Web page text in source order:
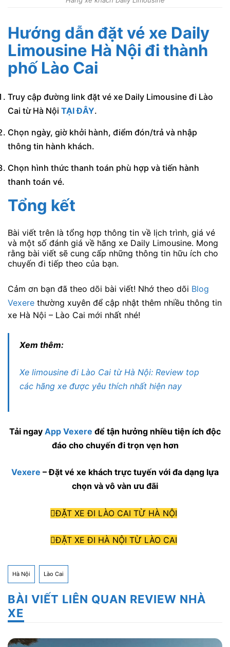
Hướng dẫn đặt vé xe Daily
Limousine Hà Nội đi thành
phố Lào Cai
Truy cập đường link đặt vé xe Daily Limousine đi Lào
Cai từ Hà Nội TẠI ĐÂY.
Chọn ngày, giờ khởi hành, điểm đón/trả và nhập
thông tin hành khách.
Chọn hình thức thanh toán phù hợp và tiến hành
thanh toán vé.
Tổng kết
Bài viết trên là tổng hợp thông tin về lịch trình, giá vé
và một số đánh giá về hãng xe Daily Limousine. Mong
rằng bài viết sẽ cung cấp những thông tin hữu ích cho
chuyến đi tiếp theo của bạn.
Cảm ơn bạn đã theo dõi bài viết! Nhớ theo dõi Blog
Vexere thường xuyên để cập nhật thêm nhiều thông tin
xe Hà Nội – Lào Cai mới nhất nhé!
Xem thêm:
Xe limousine đi Lào Cai từ Hà Nội: Review top
các hãng xe được yêu thích nhất hiện nay
Tải ngay App Vexere để tận hưởng nhiều tiện ích độc
đáo cho chuyến đi trọn vẹn hơn
Vexere – Đặt vé xe khách trực tuyến với đa dạng lựa
chọn và vô vàn ưu đãi
ĐẶT XE ĐI LÀO CAI TỪ HÀ NỘI
ĐẶT XE ĐI HÀ NỘI TỪ LÀO CAI
Hà Nội Lào Cai
BÀI VIẾT LIÊN QUAN REVIEW NHÀ
XE